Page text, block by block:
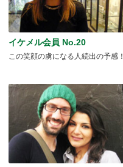
イケメル会員 No.20
この笑顔の虜になる人続出の予感！